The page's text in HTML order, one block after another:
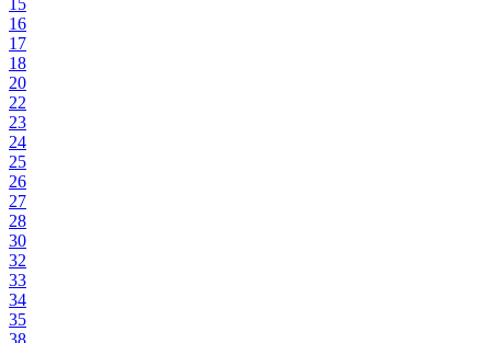
15
16
17
18
20
22
23
24
25
26
27
28
30
32
33
34
35
38